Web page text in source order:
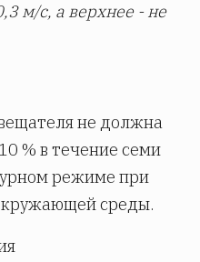
м/с, а верхнее - не
не должна
% в течение семи
режиме при
среды.